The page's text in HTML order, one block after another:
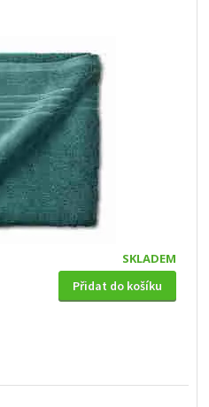
SKLADEM
Přidat do košíku